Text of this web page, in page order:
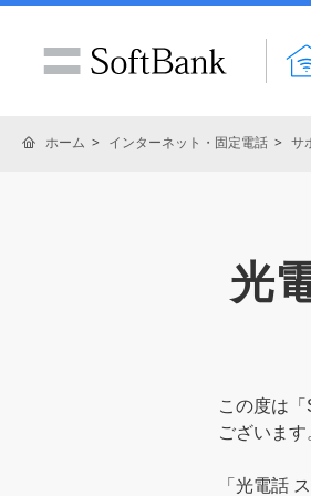
ホーム インターネット・固定電話 サ
光
この度は
ございます
「光電話